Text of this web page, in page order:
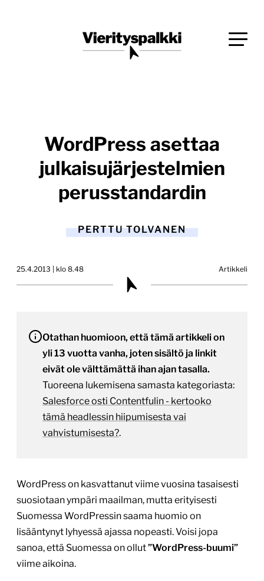
Vierityspalkki.fi
WordPress asettaa
julkaisujärjestelmien
perusstandardin
PERTTU TOLVANEN
25.4.2013 | klo 8.48 Artikkeli
Otathan huomioon, että tämä artikkeli on
yli 13 vuotta vanha, joten sisältö ja linkit
eivät ole välttämättä ihan ajan tasalla.
Tuoreena lukemisena samasta kategoriasta:
Salesforce osti Contentfulin - kertooko
tämä headlessin hiipumisesta vai
vahvistumisesta?.
WordPress on kasvattanut viime vuosina tasaisesti
suosiotaan ympäri maailman, mutta erityisesti
Suomessa WordPressin saama huomio on
lisääntynyt lyhyessä ajassa nopeasti. Voisi jopa
sanoa, että Suomessa on ollut”WordPress-buumi”
viime aikoina.